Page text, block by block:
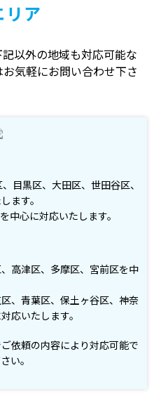
リア
以外の地域も対応可能な
気軽にお問い合わせ下さ
目黒区、大田区、世田谷区、
ます。
中心に対応いたします。
高津区、多摩区、宮前区を中
、青葉区、保土ヶ谷区、神奈
応いたします。
依頼の内容により対応可能で
い。